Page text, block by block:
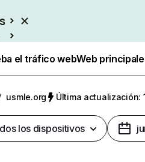
el tráfico webWeb
usmle.org Última actualización:
los dispositivos